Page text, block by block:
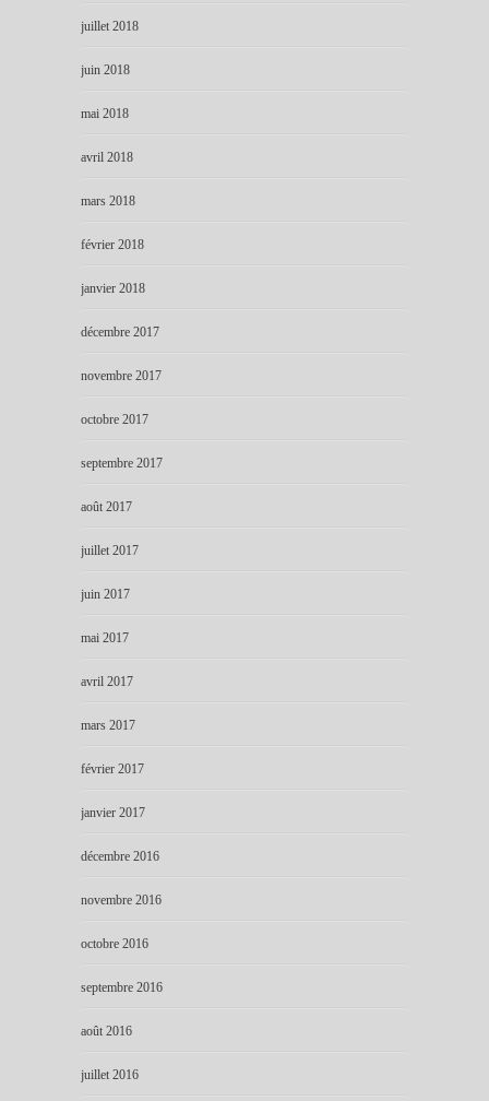
juillet 2018
juin 2018
mai 2018
avril 2018
mars 2018
février 2018
janvier 2018
décembre 2017
novembre 2017
octobre 2017
septembre 2017
août 2017
juillet 2017
juin 2017
mai 2017
avril 2017
mars 2017
février 2017
janvier 2017
décembre 2016
novembre 2016
octobre 2016
septembre 2016
août 2016
juillet 2016